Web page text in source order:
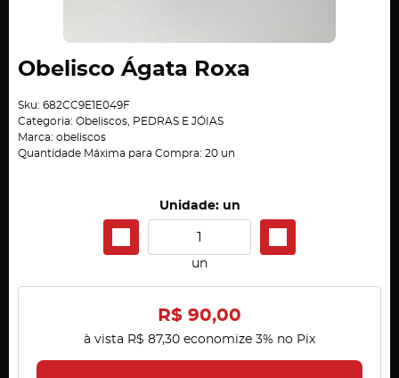
Obelisco Ágata Roxa
Sku: 682CC9E1E049F
Categoria: Obeliscos
PEDRAS E JÓIAS
Marca: obeliscos
Quantidade Máxima para Compra: 20 un
Unidade: un
un
R$ 90,00
à vista R$ 87,30 economize 3% no Pix